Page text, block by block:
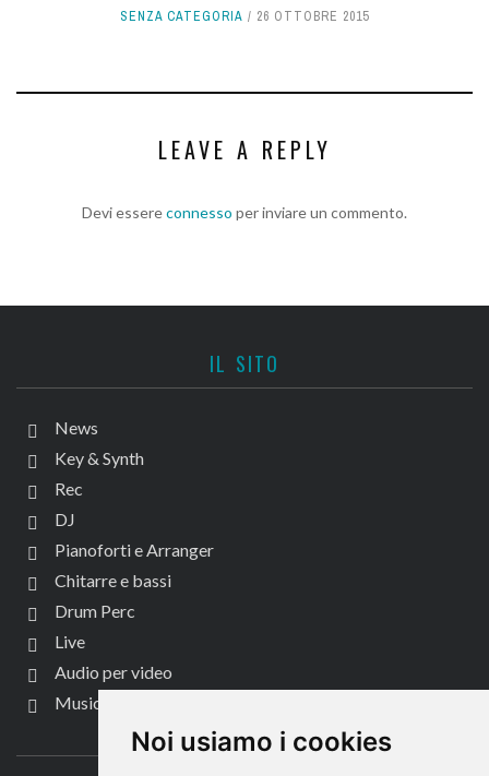
Noi usiamo i cookies
SENZA CATEGORIA 26 OTTOBRE 2015
LEAVE A REPLY
Devi essereconnesso per inviare un commento.
IL SITO
News
Key & Synth
Rec
DJ
Pianoforti e Arranger
Chitarre e bassi
Drum Perc
Live
Audio per video
Music Life
CONTATTACI